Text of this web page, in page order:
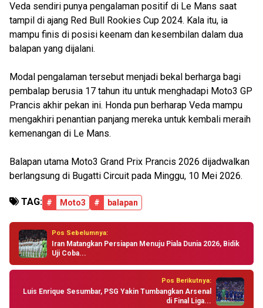
Veda sendiri punya pengalaman positif di Le Mans saat
tampil di ajang Red Bull Rookies Cup 2024. Kala itu, ia
mampu finis di posisi keenam dan kesembilan dalam dua
balapan yang dijalani.
Modal pengalaman tersebut menjadi bekal berharga bagi
pembalap berusia 17 tahun itu untuk menghadapi Moto3 GP
Prancis akhir pekan ini. Honda pun berharap Veda mampu
mengakhiri penantian panjang mereka untuk kembali meraih
kemenangan di Le Mans.
Balapan utama Moto3 Grand Prix Prancis 2026 dijadwalkan
berlangsung di Bugatti Circuit pada Minggu, 10 Mei 2026.
TAG: # Moto3 # balapan
Pos Sebelumnya:
Iran Matangkan Persiapan Menuju Piala Dunia 2026, Bidik
Uji Coba...
Pos Berikutnya:
Luis Enrique Sesumbar, PSG Yakin Tumbangkan Arsenal
di Final Liga...